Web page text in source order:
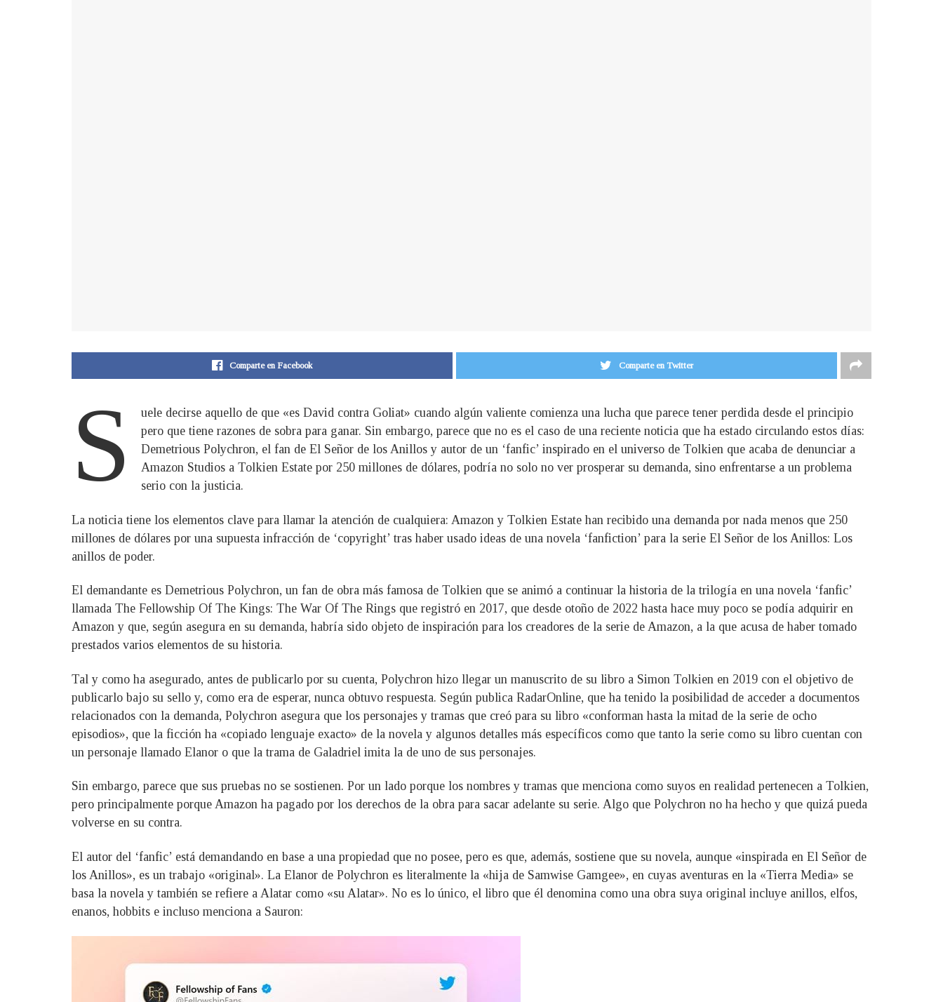
Comparte en Facebook Comparte en Twitter
S
uele decirse aquello de que «es David contra Goliat» cuando algún valiente comienza una lucha que parece tener perdida desde el principio
pero que tiene razones de sobra para ganar. Sin embargo, parece que no es el caso de una reciente noticia que ha estado circulando estos días:
Demetrious Polychron, el fan de El Señor de los Anillos y autor de un ‘fanfic’ inspirado en el universo de Tolkien que acaba de denunciar a
Amazon Studios a Tolkien Estate por 250 millones de dólares, podría no solo no ver prosperar su demanda, sino enfrentarse a un problema
serio con la justicia.
La noticia tiene los elementos clave para llamar la atención de cualquiera: Amazon y Tolkien Estate han recibido una demanda por nada menos que 250
millones de dólares por una supuesta infracción de ‘copyright’ tras haber usado ideas de una novela ‘fanfiction’ para la serie El Señor de los Anillos: Los
anillos de poder.
El demandante es Demetrious Polychron, un fan de obra más famosa de Tolkien que se animó a continuar la historia de la trilogía en una novela ‘fanfic’
llamada The Fellowship Of The Kings: The War Of The Rings que registró en 2017, que desde otoño de 2022 hasta hace muy poco se podía adquirir en
Amazon y que, según asegura en su demanda, habría sido objeto de inspiración para los creadores de la serie de Amazon, a la que acusa de haber tomado
prestados varios elementos de su historia.
Tal y como ha asegurado, antes de publicarlo por su cuenta, Polychron hizo llegar un manuscrito de su libro a Simon Tolkien en 2019 con el objetivo de
publicarlo bajo su sello y, como era de esperar, nunca obtuvo respuesta. Según publica RadarOnline, que ha tenido la posibilidad de acceder a documentos
relacionados con la demanda, Polychron asegura que los personajes y tramas que creó para su libro «conforman hasta la mitad de la serie de ocho
episodios», que la ficción ha «copiado lenguaje exacto» de la novela y algunos detalles más específicos como que tanto la serie como su libro cuentan con
un personaje llamado Elanor o que la trama de Galadriel imita la de uno de sus personajes.
Sin embargo, parece que sus pruebas no se sostienen. Por un lado porque los nombres y tramas que menciona como suyos en realidad pertenecen a Tolkien,
pero principalmente porque Amazon ha pagado por los derechos de la obra para sacar adelante su serie. Algo que Polychron no ha hecho y que quizá pueda
volverse en su contra.
El autor del ‘fanfic’ está demandando en base a una propiedad que no posee, pero es que, además, sostiene que su novela, aunque «inspirada en El Señor de
los Anillos», es un trabajo «original». La Elanor de Polychron es literalmente la «hija de Samwise Gamgee», en cuyas aventuras en la «Tierra Media» se
basa la novela y también se refiere a Alatar como «su Alatar». No es lo único, el libro que él denomina como una obra suya original incluye anillos, elfos,
enanos, hobbits e incluso menciona a Sauron: